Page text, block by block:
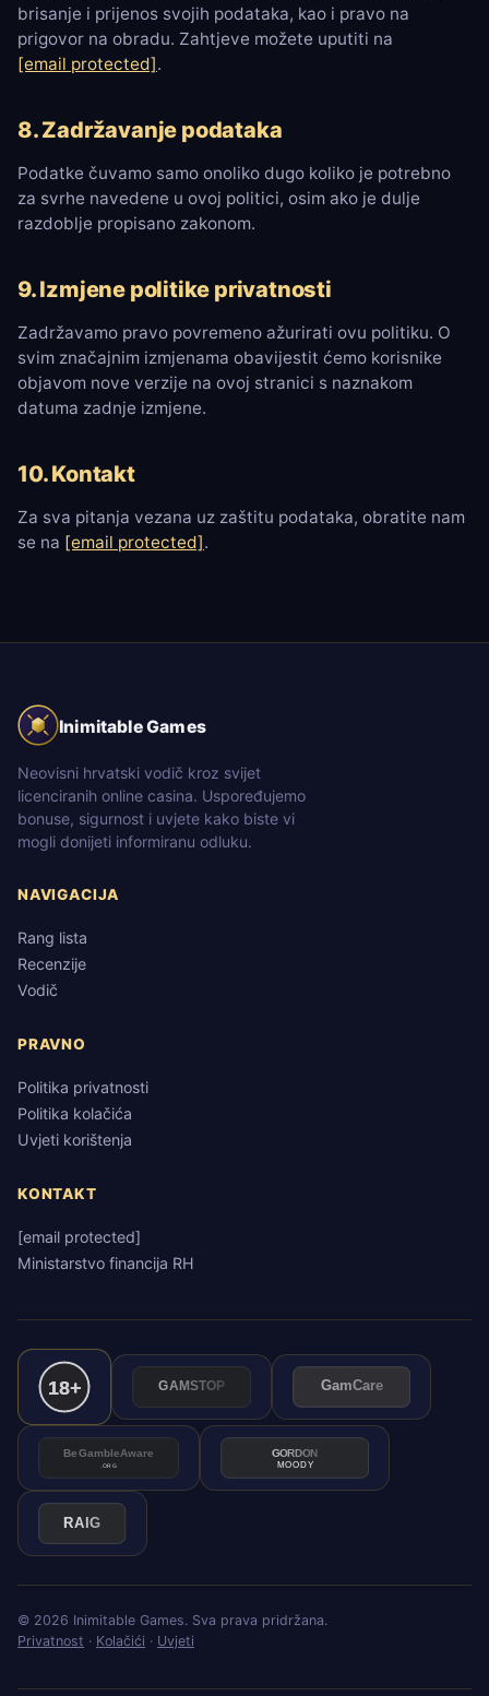
brisanje i prijenos svojih podataka, kao i pravo na
prigovor na obradu. Zahtjeve možete uputiti na
[email protected].
8. Zadržavanje podataka
Podatke čuvamo samo onoliko dugo koliko je potrebno
za svrhe navedene u ovoj politici, osim ako je dulje
razdoblje propisano zakonom.
9. Izmjene politike privatnosti
Zadržavamo pravo povremeno ažurirati ovu politiku. O
svim značajnim izmjenama obavijestit ćemo korisnike
objavom nove verzije na ovoj stranici s naznakom
datuma zadnje izmjene.
10. Kontakt
Za sva pitanja vezana uz zaštitu podataka, obratite nam
se na [email protected].
Inimitable Games
Neovisni hrvatski vodič kroz svijet
licenciranih online casina. Uspoređujemo
bonuse, sigurnost i uvjete kako biste vi
mogli donijeti informiranu odluku.
NAVIGACIJA
Rang lista
Recenzije
Vodič
PRAVNO
Politika privatnosti
Politika kolačića
Uvjeti korištenja
KONTAKT
[email protected]
Ministarstvo financija RH
© 2026 Inimitable Games. Sva prava pridržana.
Privatnost · Kolačići · Uvjeti